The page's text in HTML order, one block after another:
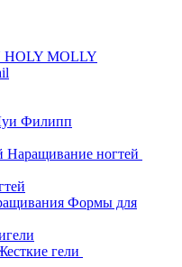
HOLY MOLLY
Филипп
Наращивание ногтей
Формы для
гели